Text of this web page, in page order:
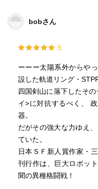
bobさん
5
ーーー太陽系外からや
設した軌道リング・STPF
四国剣山に落下したそ
イ>に対抗するべく、
器。
だがその強大な力ゆえ
ていた。
日本ＳＦ新人賞作家・
刊行作は、巨大ロボッ
聞の異種格闘戦！